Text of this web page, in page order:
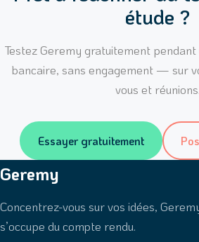
étude ?
Testez Geremy gratuitement
bancaire, sans engagement — sur
vous et réunions.
Essayer gratuitement
Geremy
Concentrez-vous sur vos idées,
s’occupe du compte rendu.